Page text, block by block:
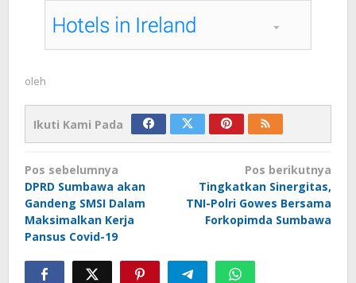
oleh
Ikuti Kami Pada
Navigasi
pos
Pos sebelumnya
DPRD Sumbawa akan
Gandeng SMSI Dalam
Maksimalkan Kerja
Pansus Covid-19
Pos berikutnya
Tingkatkan Sinergitas,
TNI-Polri Gowes Bersama
Forkopimda Sumbawa